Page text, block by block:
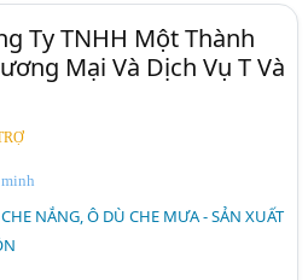
Ty TNHH Một Thành
Mại Và Dịch Vụ T Và
NẮNG, Ô DÙ CHE MƯA - SẢN XUẤT